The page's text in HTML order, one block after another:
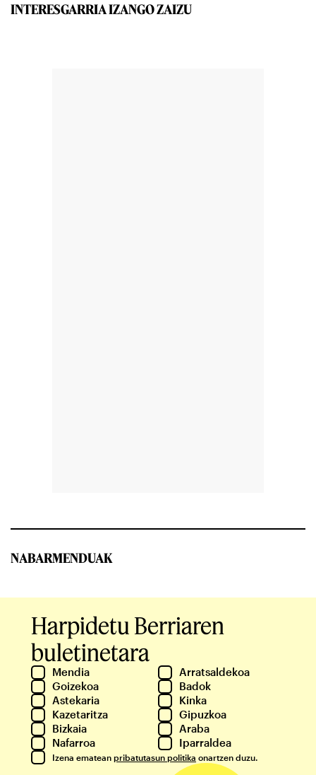
INTERESGARRIA IZANGO ZAIZU
NABARMENDUAK
Harpidetu Berriaren
buletinetara
Mendia
Arratsaldekoa
Goizekoa
Badok
Astekaria
Kinka
Kazetaritza
Gipuzkoa
Bizkaia
Araba
Nafarroa
Iparraldea
Izena ematean pribatutasun politika onartzen duzu.